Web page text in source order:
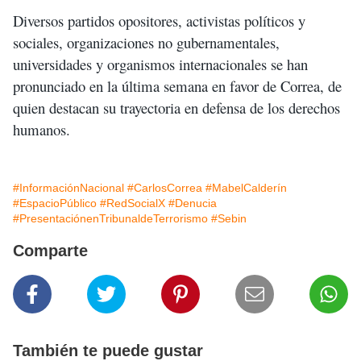
Diversos partidos opositores, activistas políticos y
sociales, organizaciones no gubernamentales,
universidades y organismos internacionales se han
pronunciado en la última semana en favor de Correa, de
quien destacan su trayectoria en defensa de los derechos
humanos.
#InformaciónNacional #CarlosCorrea #MabelCalderín
#EspacioPúblico #RedSocialX #Denucia
#PresentaciónenTribunaldeTerrorismo #Sebin
Comparte
También te puede gustar